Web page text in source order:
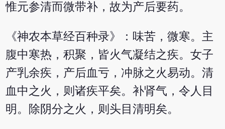
惟元参清而微带补，故为产后要药。
《神农本草经百种录》：味苦，微寒。主
腹中寒热，积聚，皆火气凝结之疾。女子
产乳余疾，产后血亏，冲脉之火易动。清
血中之火，则诸疾平矣。补肾气，令人目
明。除阴分之火，则头目清明矣。